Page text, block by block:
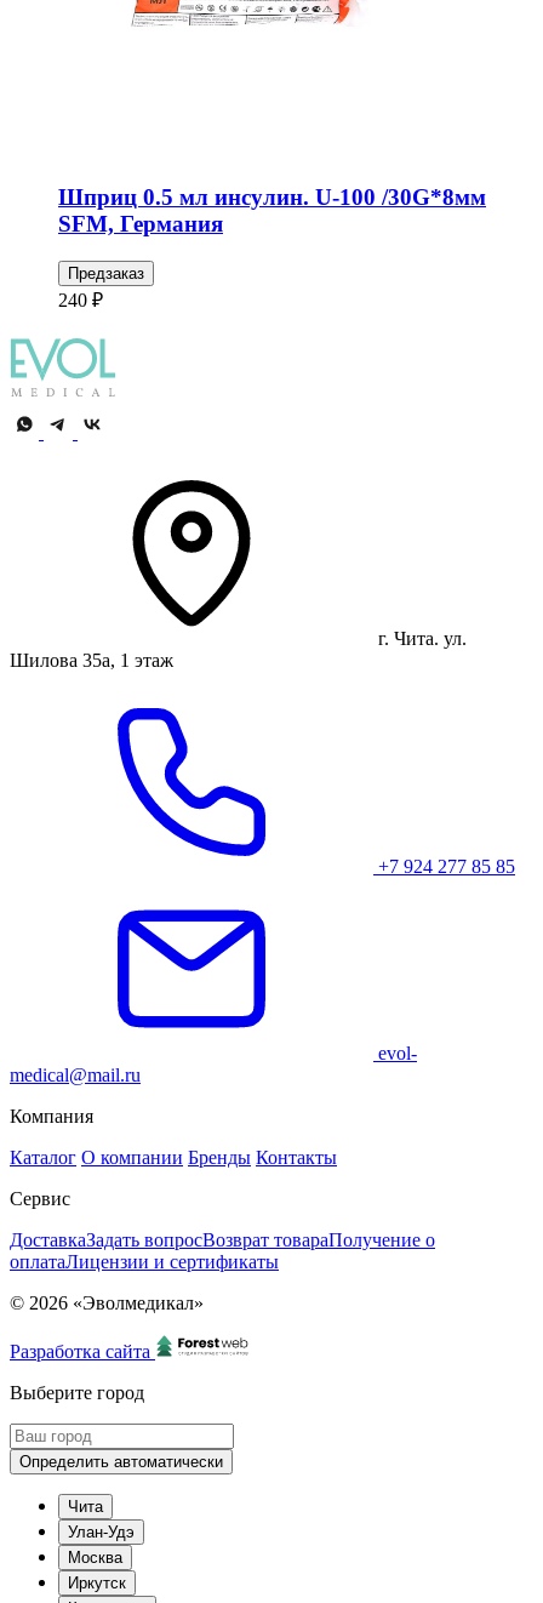
Шприц 0.5 мл инсулин. U-100 /30G*8мм
SFM, Германия
Предзаказ
240 ₽
г. Чита. ул.
Шилова 35а, 1 этаж
+7 924 277 85 85
evol-
medical@mail.ru
Компания
Каталог О компании Бренды Контакты
Сервис
ДоставкаЗадать вопросВозврат товараПолучение о
оплатаЛицензии и сертификаты
© 2026 «Эволмедикал»
Разработка сайта
Выберите город
Определить автоматически
Чита
Улан-Удэ
Москва
Иркутск